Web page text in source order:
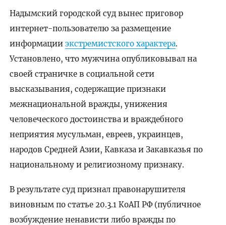
Надымский городской суд вынес приговор
интернет-пользователю за размещение
информации экстремистского характера.
Установлено, что мужчина опубликовывал на
своей страничке в социальной сети
высказывания, содержащие признаки
межнациональной вражды, унижения
человеческого достоинства и враждебного
неприятия мусульман, евреев, украинцев,
народов Средней Азии, Кавказа и Закавказья по
национальному и религиозному признаку.
В результате суд признал правонарушителя
виновным по статье 20.3.1 КоАП РФ (публичное
возбуждение ненависти либо вражды по